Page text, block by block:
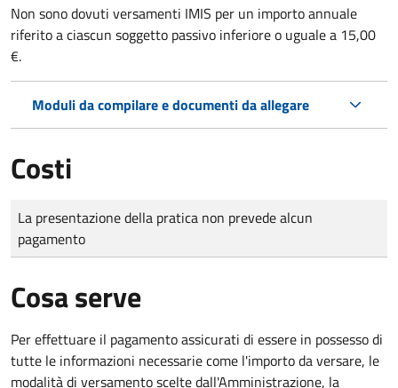
Non sono dovuti versamenti IMIS per un importo annuale
riferito a ciascun soggetto passivo inferiore o uguale a 15,00
€.
Moduli da compilare e documenti da allegare
Costi
Tipo di pagamento
Importo
La presentazione della pratica non prevede alcun
pagamento
Cosa serve
Per effettuare il pagamento assicurati di essere in possesso di
tutte le informazioni necessarie come l'importo da versare, le
modalità di versamento scelte dall'Amministrazione, la